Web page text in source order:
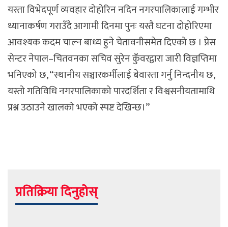
यस्ता विभेदपूर्ण व्यवहार दोहोरिन नदिन नगरपालिकालाई गम्भीर
ध्यानाकर्षण गराउँदै आगामी दिनमा पुनः यस्तै घटना दोहोरिएमा
आवश्यक कदम चाल्न बाध्य हुने चेतावनीसमेत दिएको छ । प्रेस
सेन्टर नेपाल–चितवनका सचिव सुरेन कुँवरद्वारा जारी विज्ञप्तिमा
भनिएको छ, “स्थानीय सञ्चारकर्मीलाई बेवास्ता गर्नु निन्दनीय छ,
यस्तो गतिविधि नगरपालिकाको पारदर्शिता र विश्वसनीयतामाथि
प्रश्न उठाउने खालको भएको स्पष्ट देखिन्छ।”
प्रतिक्रिया दिनुहोस्